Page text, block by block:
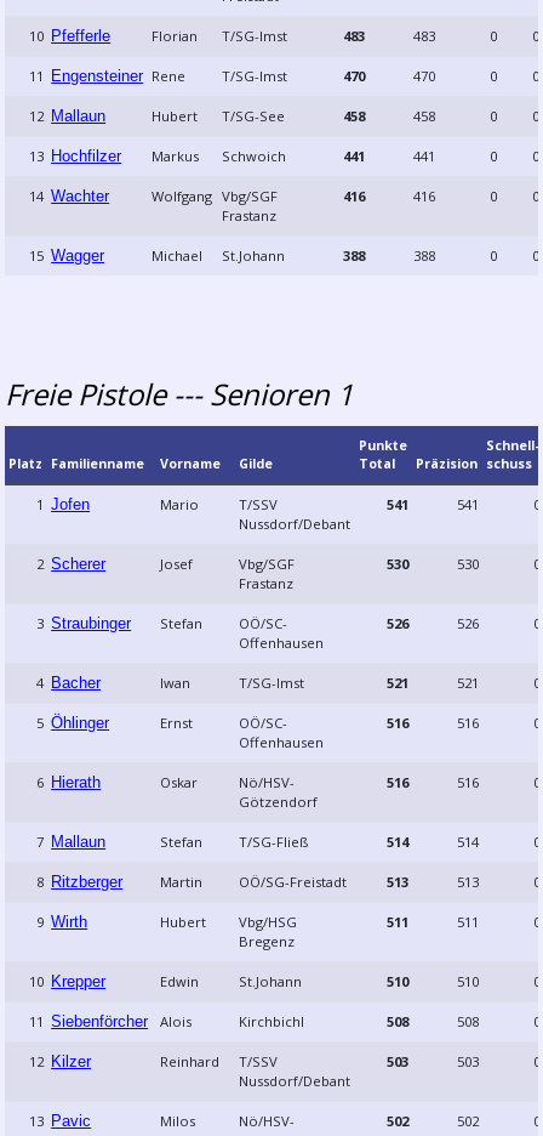
10 Pfefferle Florian T/SG-Imst 483 483 0 0
11 Engensteiner Rene T/SG-Imst 470 470 0 0
12 Mallaun Hubert T/SG-See 458 458 0 0
13 Hochfilzer Markus Schwoich 441 441 0 0
14 Wachter Wolfgang Vbg/SGF
Frastanz
416 416 0 0
15 Wagger Michael St.Johann 388 388 0 0
Freie Pistole --- Senioren 1
Platz Familien­name Vorname Gilde
Punkte
Total
Präzision
Schnell­
schuss
1 Jofen Mario
T/SSV
Nussdorf/Debant
541 541 0
2 Scherer Josef
Vbg/SGF
Frastanz
530 530 0
3 Straubinger Stefan
OÖ/SC-
Offenhausen
526 526 0
4 Bacher Iwan T/SG-Imst 521 521 0
5 Öhlinger Ernst
OÖ/SC-
Offenhausen
516 516 0
6 Hierath Oskar
Nö/HSV-
Götzendorf
516 516 0
7 Mallaun Stefan T/SG-Fließ 514 514 0
8 Ritzberger Martin OÖ/SG-Freistadt 513 513 0
9 Wirth Hubert
Vbg/HSG
Bregenz
511 511 0
10 Krepper Edwin St.Johann 510 510 0
11 Siebenförcher Alois Kirchbichl 508 508 0
12 Kilzer Reinhard
T/SSV
Nussdorf/Debant
503 503 0
13 Pavic Milos
Nö/HSV-
502 502 0